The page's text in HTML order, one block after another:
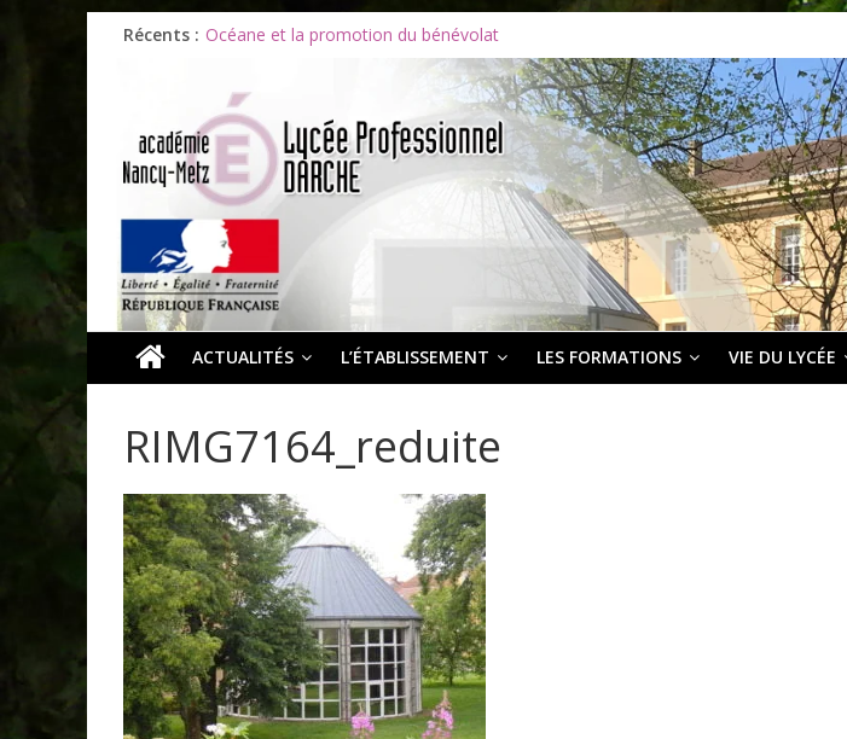
Récents : Les ULiS en haut du podium
Océane et la promotion du bénévolat
Infos rentrée septembre 2026
Soirée d’adieux au Lycée Darche
ACTUALITÉS L’ÉTABLISSEMENT LES FORMATIONS VIE DU LYCÉE
RIMG7164_reduite